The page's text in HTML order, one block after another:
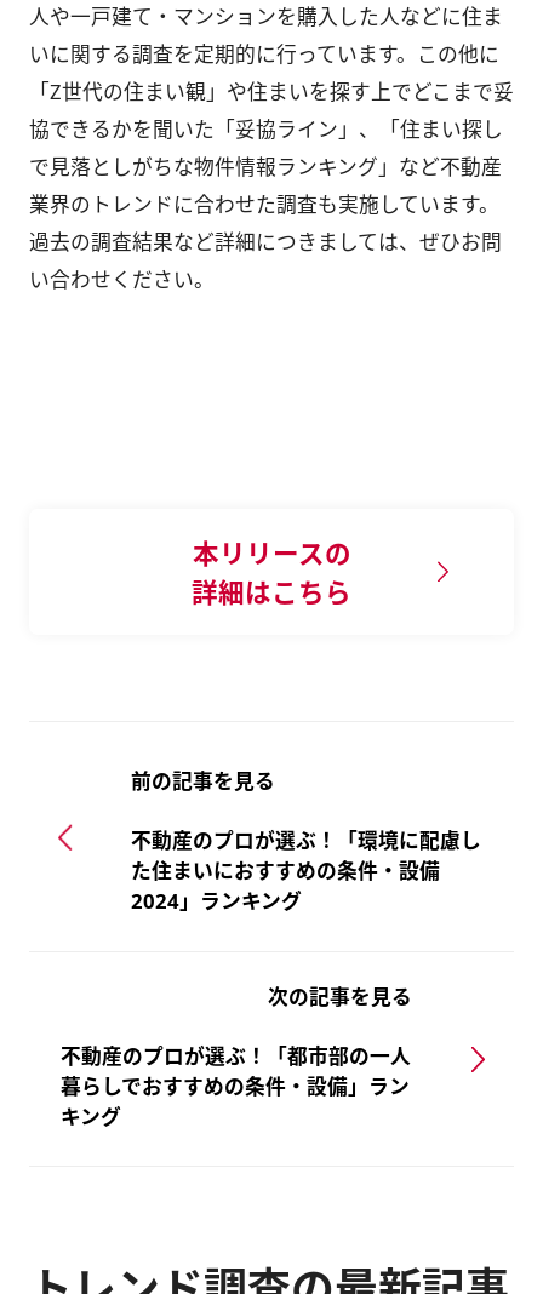
人や一戸建て・マンションを購入した人などに住ま
いに関する調査を定期的に行っています。この他に
「Z世代の住まい観」や住まいを探す上でどこまで妥
協できるかを聞いた「妥協ライン」、「住まい探し
で見落としがちな物件情報ランキング」など不動産
業界のトレンドに合わせた調査も実施しています。
過去の調査結果など詳細につきましては、ぜひお問
い合わせください。
本リリースの
詳細はこちら
前の記事を見る
不動産のプロが選ぶ！「環境に配慮し
た住まいにおすすめの条件・設備
2024」ランキング
次の記事を見る
不動産のプロが選ぶ！「都市部の一人
暮らしでおすすめの条件・設備」ラン
キング